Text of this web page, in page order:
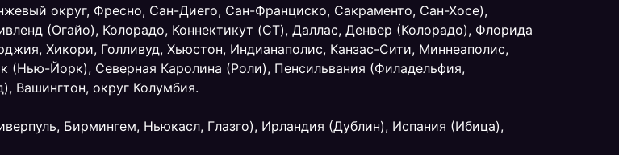
округ, Фресно, Сан-Диего, Сан-Франциско, Сакраменто, Сан-Хосе),
(Огайо), Колорадо, Коннектикут (CT), Даллас, Денвер (Колорадо), Флорида
Хикори, Голливуд, Хьюстон, Индианаполис, Канзас-Сити, Миннеаполис,
Йорк), Северная Каролина (Роли), Пенсильвания (Филадельфия,
Вашингтон, округ Колумбия.
Бирмингем, Ньюкасл, Глазго), Ирландия (Дублин), Испания (Ибица),